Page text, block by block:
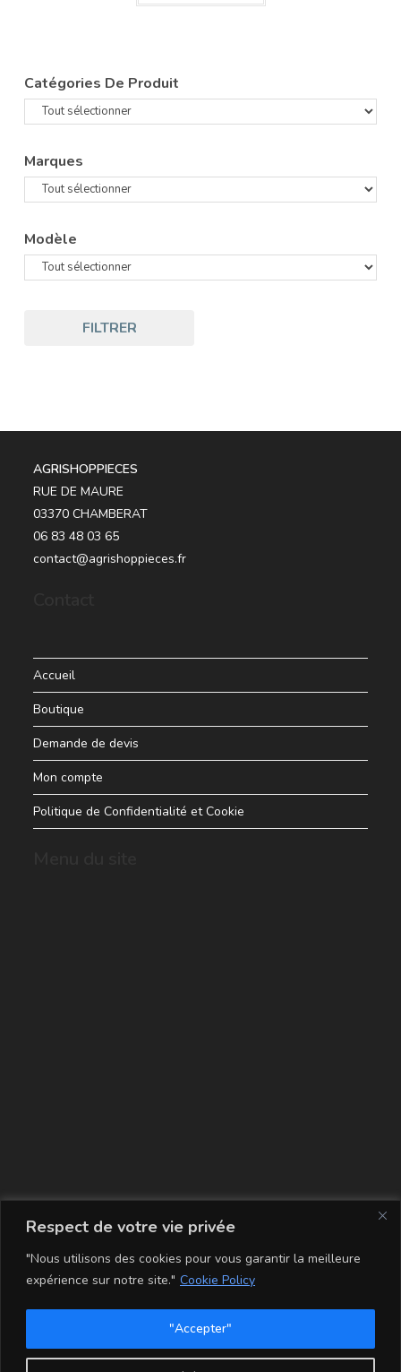
Respect de votre vie privée
"Nous utilisons des cookies pour vous garantir la meilleure
expérience sur notre site." Cookie Policy
"Accepter"
Catégories De Produit
Marques
Modèle
FILTRER
AGRISHOPPIECES
RUE DE MAURE
03370 CHAMBERAT
06 83 48 03 65
contact@agrishoppieces.fr
Accueil
Boutique
Demande de devis
Mon compte
Politique de Confidentialité et Cookie
La carte
Conditions Générales de Vente Mentions légales
Mon compte